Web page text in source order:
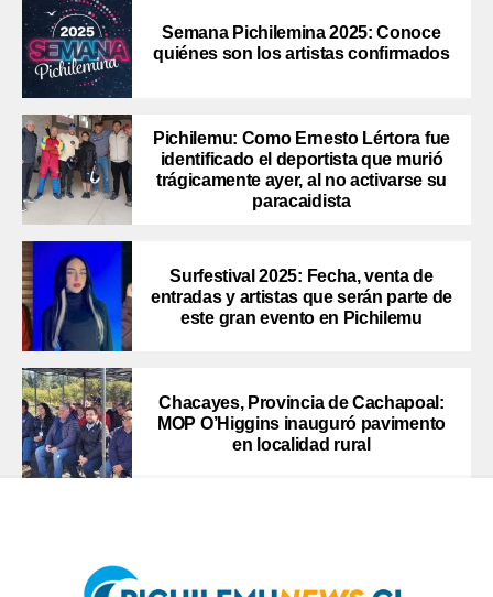
Semana Pichilemina 2025: Conoce
quiénes son los artistas confirmados
Pichilemu: Como Ernesto Lértora fue
identificado el deportista que murió
trágicamente ayer, al no activarse su
paracaidista
Surfestival 2025: Fecha, venta de
entradas y artistas que serán parte de
este gran evento en Pichilemu
Chacayes, Provincia de Cachapoal:
MOP O’Higgins inauguró pavimento
en localidad rural